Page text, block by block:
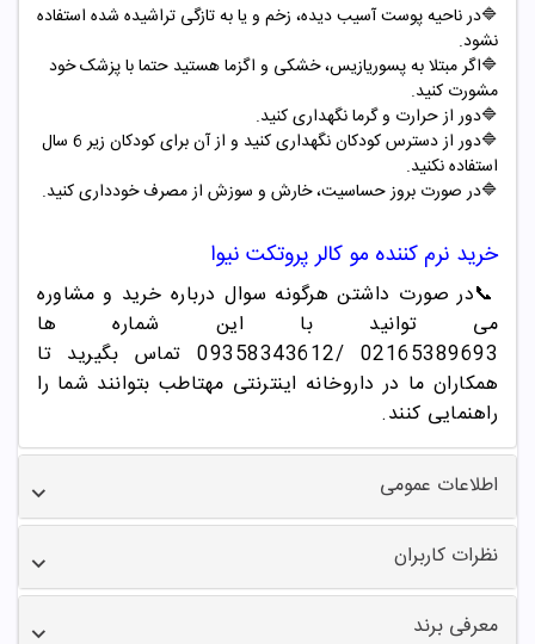
🔷در ناحیه پوست آسیب دیده، زخم و یا به تازگی تراشیده شده استفاده
نشود.
🔷اگر مبتلا به پسوریازیس، خشکی و اگزما هستید حتما با پزشک خود
مشورت کنید.
🔷دور از حرارت و گرما نگهداری کنید.
🔷
دور از دسترس کودکان نگهداری کنید و از آن برای کودکان زیر 6 سال
استفاده نکنید.
🔷در صورت بروز حساسیت، خارش و سوزش از مصرف خودداری کنید.
خرید نرم کننده مو کالر پروتکت نیوا
📞در صورت داشتن هرگونه سوال درباره خرید و مشاوره
می توانید با این شماره ها
02165389693
/09358343612 تماس بگیرید تا
همکاران ما در داروخانه اینترنتی مهتاطب بتوانند شما را
راهنمایی کنند.
اطلاعات عمومی
نظرات کاربران
معرفی برند